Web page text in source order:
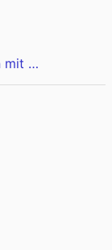
Mein kleiner, eigener OpenClaw-Klon mit Claude, Obsidian und Google Anbindung